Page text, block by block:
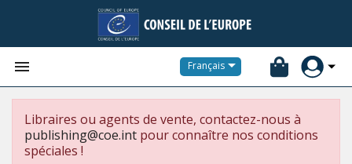
 Français
Libraires ou agents de vente, contactez-nous à
publishing@coe.int pour connaître nos conditions
spéciales !